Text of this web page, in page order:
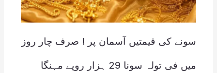
سونے کی قیمتیں آسمان پر ! صرف چار روز
میں فی تولہ سونا 29 ہزار روپے مہنگا